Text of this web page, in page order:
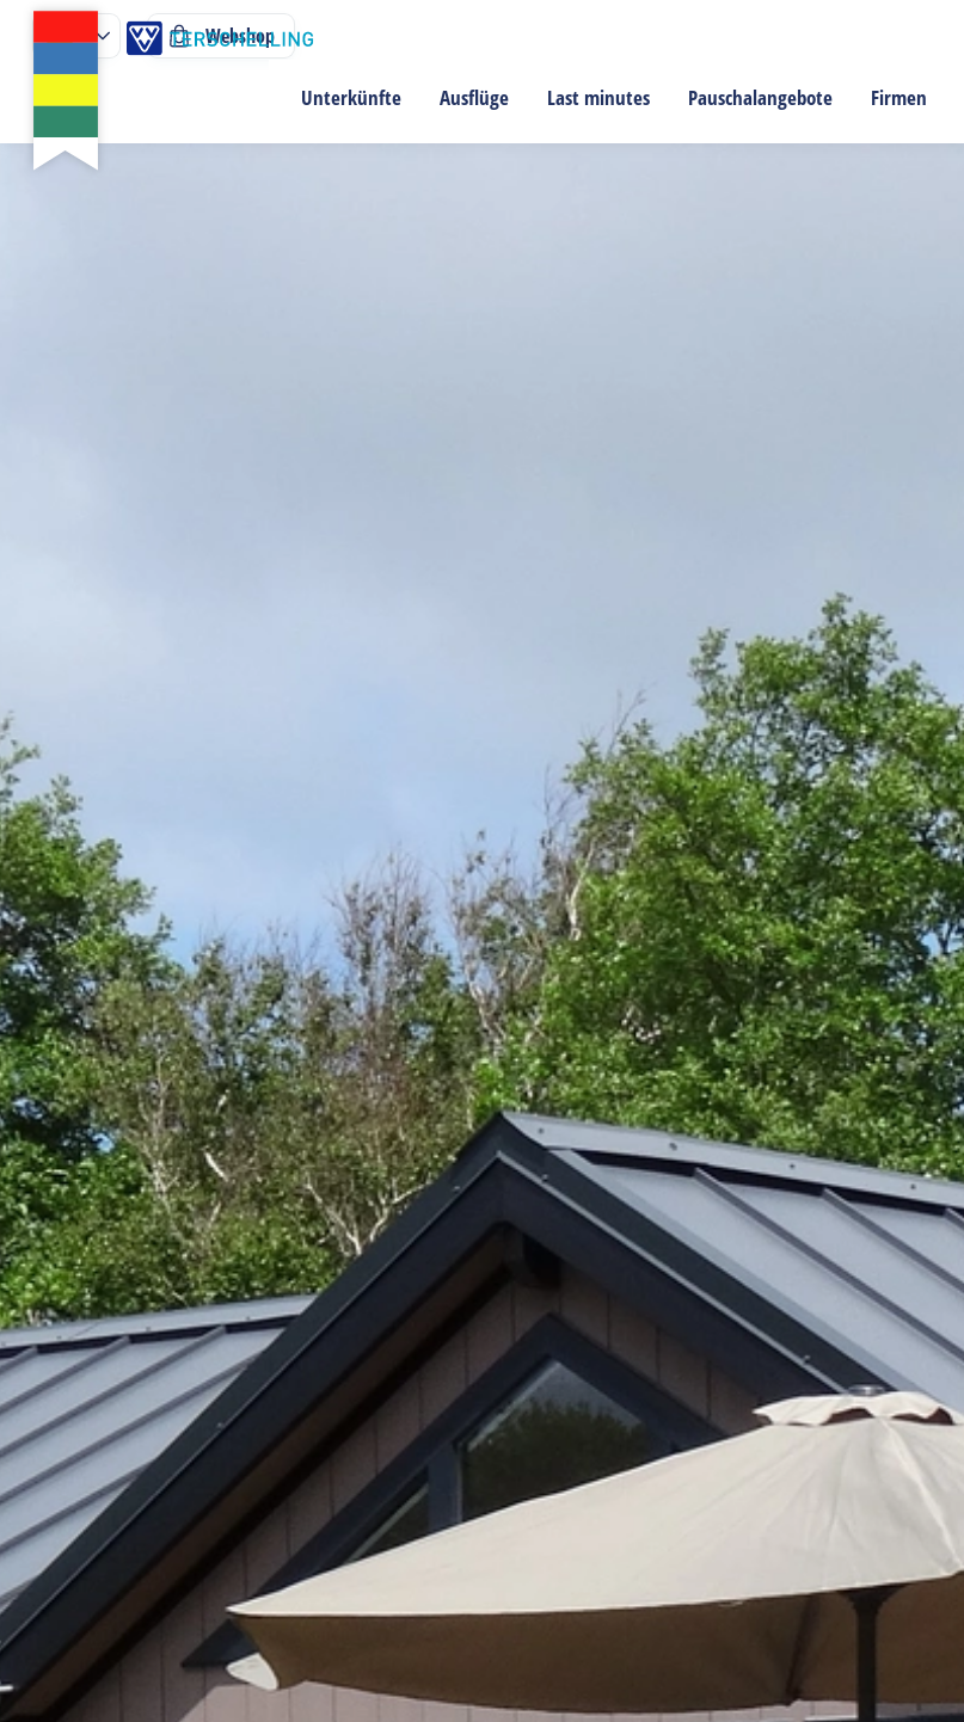
Unterkünfte Ausflüge Last minutes Pauschalangebote Firmen
Webshop